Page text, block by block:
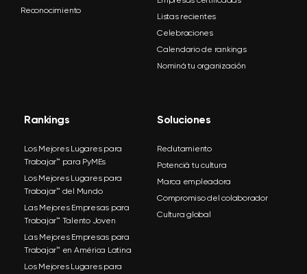
Reconocimiento
Listas recientes
Celebraciones
Calendario de rankings
Nominá tu organización
Rankings
Los Mejores Lugares para
Trabajar™ para PyMEs
Los Mejores Lugares para
Trabajar™ del Mundo
Las Mejores Empresas para
Trabajar™ Talento Joven
Las Mejores Empresas para
Trabajar™ en América Latina
Los Mejores Lugares para
Soluciones
Reclutamiento
Potenciá tu cultura
Marca empleadora
Compromiso del colaborador
Cultura global